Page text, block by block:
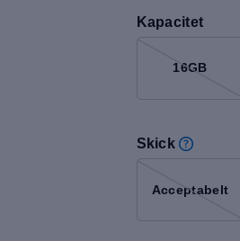
Kapacitet
16GB
Skick
Acceptabelt